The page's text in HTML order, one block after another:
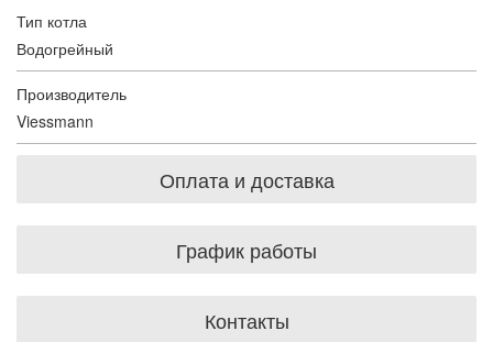
Тип котла
Водогрейный
Производитель
Viessmann
Оплата и доставка
График работы
Контакты